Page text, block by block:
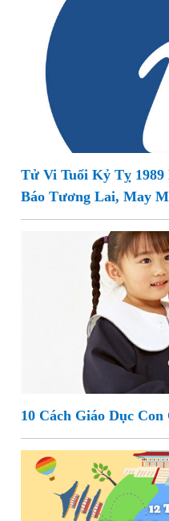
Tử Vi Tuổi Kỷ Tỵ 1989
Báo Tương Lai, May
10 Cách Giáo Dục